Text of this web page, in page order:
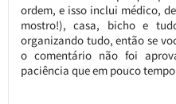
ordem, e isso inclui médico,
mostro!), casa, bicho e
organizando tudo, então se
o comentário não foi
paciência que em pouco